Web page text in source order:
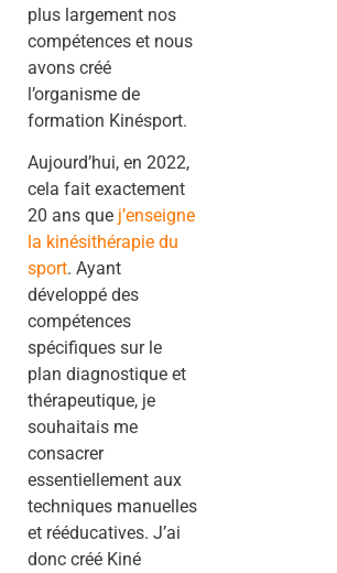
plus largement nos
compétences et nous
avons créé
l’organisme de
formation Kinésport.
Aujourd’hui, en 2022,
cela fait exactement
20 ans que j’enseigne
la kinésithérapie du
sport. Ayant
développé des
compétences
spécifiques sur le
plan diagnostique et
thérapeutique, je
souhaitais me
consacrer
essentiellement aux
techniques manuelles
et rééducatives. J’ai
donc créé Kiné